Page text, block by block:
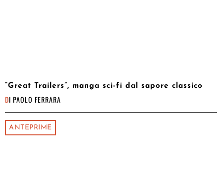
“Great Trailers”, manga sci-fi dal sapore classico
DI PAOLO FERRARA
ANTEPRIME